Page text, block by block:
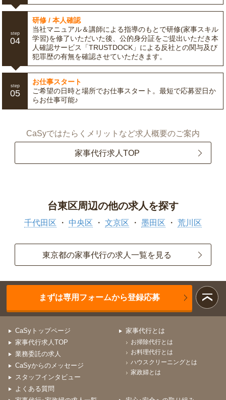
step
04
研修 / 本人確認
当社マニュアル＆講師による指導のもとで研修(家事スキル
学習)を修了いただいた後、公的身分証をご提出いただき本
人確認サービス「TRUSTDOCK」による反社との関与及び
犯罪歴の有無を確認させていただきます。
step
05
お仕事スタート
ご希望の日時と場所でお仕事スタート。最短で応募翌日か
らお仕事可能♪
CaSyではたらくメリットなど求人概要のご案内
家事代行求人TOP
台東区周辺の他の求人を探す
千代田区 中央区 文京区 墨田区 荒川区
東京都の家事代行の求人一覧を見る
まずは専用フォームから登録応募
CaSyトップページ
家事代行求人TOP
業務委託の求人
CaSyからのメッセージ
スタッフインタビュー
よくある質問
家事代行とは
お掃除代行とは
お料理代行とは
ハウスクリーニングとは
家政婦とは